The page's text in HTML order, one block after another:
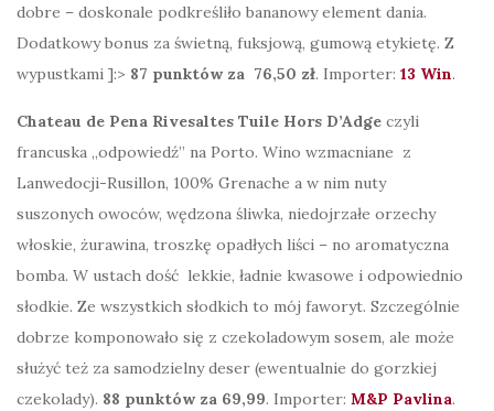
dobre – doskonale podkreśliło bananowy element dania.
Dodatkowy bonus za świetną, fuksjową, gumową etykietę. Z
wypustkami ]:> 87 punktów za 76,50 zł. Importer: 13 Win.
Chateau de Pena Rivesaltes Tuile Hors D’Adge czyli
francuska „odpowiedź” na Porto. Wino wzmacniane z
Lanwedocji-Rusillon, 100% Grenache a w nim nuty
suszonych owoców, wędzona śliwka, niedojrzałe orzechy
włoskie, żurawina, troszkę opadłych liści – no aromatyczna
bomba. W ustach dość lekkie, ładnie kwasowe i odpowiednio
słodkie. Ze wszystkich słodkich to mój faworyt. Szczególnie
dobrze komponowało się z czekoladowym sosem, ale może
służyć też za samodzielny deser (ewentualnie do gorzkiej
czekolady). 88 punktów za 69,99. Importer: M&P Pavlina.